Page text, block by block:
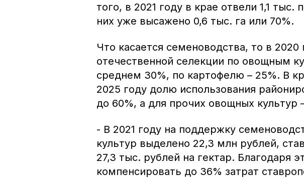
того, в 2021 году в крае отвели 1,1 тыс.
них уже высажено 0,6 тыс. га или 70%.
Что касается семеноводства, то в 2020
отечественной селекции по овощным
среднем 30%, по картофелю – 25%. В
2025 году долю использования
до 60%, а для прочих овощных культур
- В 2021 году на поддержку
культур выделено 22,3 млн рублей,
27,3 тыс. рублей на гектар. Благодаря
компенсировать до 36% затрат